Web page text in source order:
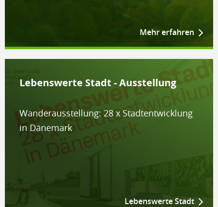
Mehr erfahren
Lebenswerte Stadt - Ausstellung
Wanderausstellung: 28 x Stadtentwicklung
in Dänemark
Lebenswerte Stadt